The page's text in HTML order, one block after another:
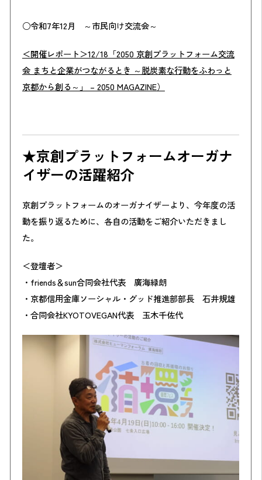
○令和7年12月 ～市民向け交流会～
＜開催レポート＞12/18「2050 京創プラットフォーム交流
会 まちと企業がつながるとき ～脱炭素な行動をふわっと
京都から創る～」 – 2050 MAGAZINE）
★京創プラットフォームオーガナ
イザーの活躍紹介
京創プラットフォームのオーガナイザーより、今年度の活
動を振り返るために、各自の活動をご紹介いただきまし
た。
＜登壇者＞
・friends＆sun合同会社代表 廣海緑朗
・京都信用金庫ソーシャル・グッド推進部部長 石井規雄
・合同会社KYOTOVEGAN代表 玉木千佐代